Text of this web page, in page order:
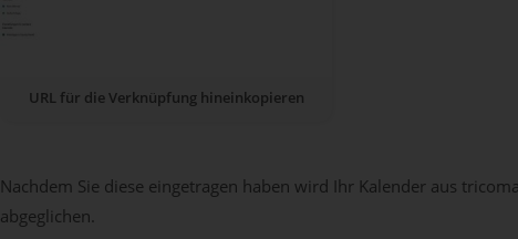
URL für die Verknüpfung hineinkopieren
Nachdem Sie diese eingetragen haben wird Ihr Kalender aus
abgeglichen.